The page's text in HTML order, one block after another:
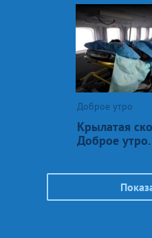
Доброе утро
Крылатая
Доброе